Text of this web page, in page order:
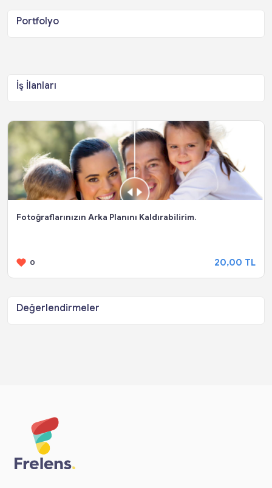
Portfolyo
İş İlanları
Fotoğraflarınızın Arka Planını Kaldırabilirim.
0 20,00 TL
Değerlendirmeler